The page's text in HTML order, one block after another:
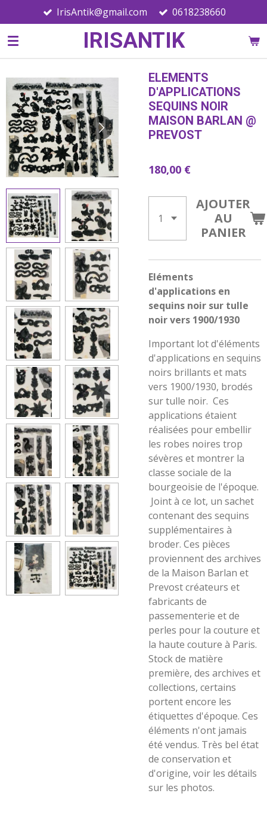
au
contenu
IRISANTIK
IrisAntik@gmail.com 0618238660
ELEMENTS
D'APPLICATIONS
SEQUINS NOIR
MAISON BARLAN @
PREVOST
180,00 €
AJOUTER
AU
PANIER
Eléments
d'applications en
sequins noir sur tulle
noir vers 1900/1930
Important lot d'éléments
d'applications en sequins
noirs brillants et mats
vers 1900/1930, brodés
sur tulle noir. Ces
applications étaient
réalisées pour embellir
les robes noires trop
sévères et montrer la
classe sociale de la
bourgeoisie de l'époque.
Joint à ce lot, un sachet
contenant des sequins
supplémentaires à
broder. Ces pièces
proviennent des archives
de la Maison Barlan et
Prevost créateurs et
fabricants de
passementerie et de
perles pour la couture et
la haute couture à Paris.
Stock de matière
première, des archives et
collections, certains
portent encore les
étiquettes d'époque. Ces
éléments n'ont jamais
été vendus. Très bel état
de conservation et
d'origine, voir les détails
sur les photos.